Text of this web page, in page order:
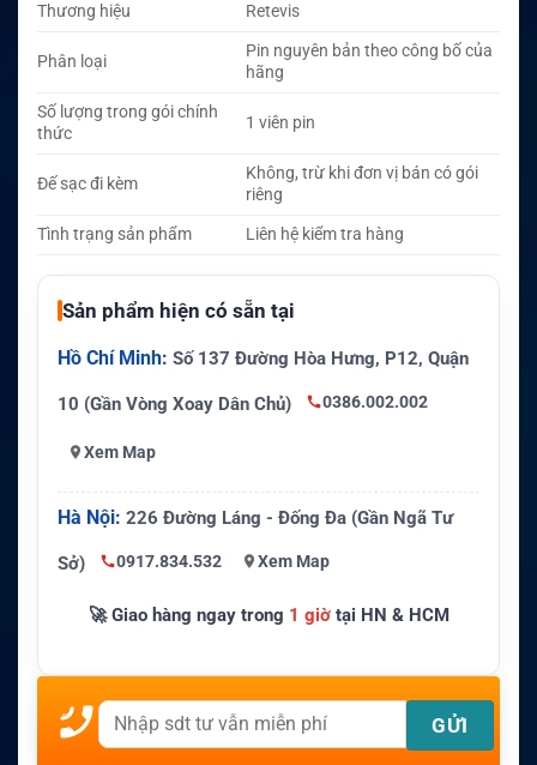
Thương hiệu
Retevis
Phân loại
Pin nguyên bản theo công bố của
hãng
Số lượng trong gói chính
thức
1 viên pin
Đế sạc đi kèm
Không, trừ khi đơn vị bán có gói
riêng
Tình trạng sản phẩm
Liên hệ kiểm tra hàng
Sản phẩm hiện có sẵn tại
Hồ Chí Minh: Số 137 Đường Hòa Hưng, P12, Quận
10 (Gần Vòng Xoay Dân Chủ) 0386.002.002
Xem Map
Hà Nội: 226 Đường Láng - Đống Đa (Gần Ngã Tư
Sở) 0917.834.532 Xem Map
🚀 Giao hàng ngay trong 1 giờtại HN & HCM